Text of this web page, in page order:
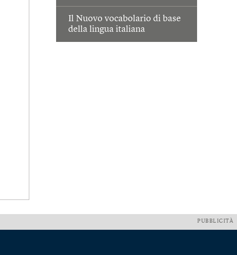
Il Nuovo vocabolario di base
della lingua italiana
PUBBLICITÀ